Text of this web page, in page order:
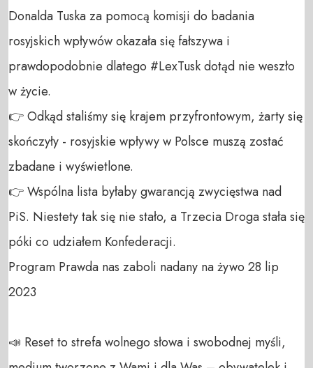
Donalda Tuska za pomocą komisji do badania
rosyjskich wpływów okazała się fałszywa i
prawdopodobnie dlatego #LexTusk dotąd nie weszło
w życie.
👉 Odkąd staliśmy się krajem przyfrontowym, żarty się
skończyły - rosyjskie wpływy w Polsce muszą zostać
zbadane i wyświetlone.
👉 Wspólna lista byłaby gwarancją zwycięstwa nad
PiS. Niestety tak się nie stało, a Trzecia Droga stała się
póki co udziałem Konfederacji.
Program Prawda nas zaboli nadany na żywo 28 lip
2023
📣 Reset to strefa wolnego słowa i swobodnej myśli,